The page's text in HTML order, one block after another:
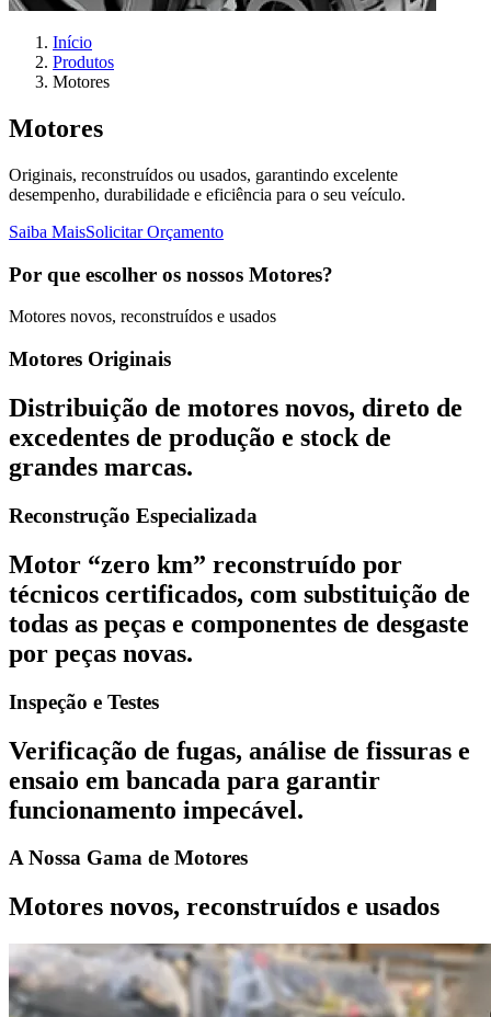
Início
Produtos
Motores
Motores
Originais, reconstruídos ou usados, garantindo excelente
desempenho, durabilidade e eficiência para o seu veículo.
Saiba MaisSolicitar Orçamento
Por que escolher os nossos Motores?
Motores novos, reconstruídos e usados
Motores Originais
Distribuição de motores novos, direto de
excedentes de produção e stock de
grandes marcas.
Reconstrução Especializada
Motor “zero km” reconstruído por
técnicos certificados, com substituição de
todas as peças e componentes de desgaste
por peças novas.
Inspeção e Testes
Verificação de fugas, análise de fissuras e
ensaio em bancada para garantir
funcionamento impecável.
A Nossa Gama de Motores
Motores novos, reconstruídos e usados